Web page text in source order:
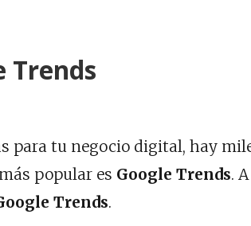
Trends
para tu negocio digital, hay
popular es Google Trends. A
Trends.